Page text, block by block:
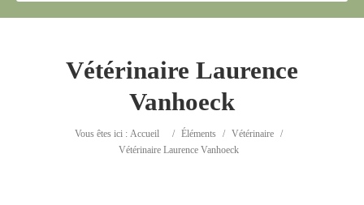
Vétérinaire Laurence
Vanhoeck
Vous êtes ici : Accueil / Éléments / Vétérinaire /
Vétérinaire Laurence Vanhoeck